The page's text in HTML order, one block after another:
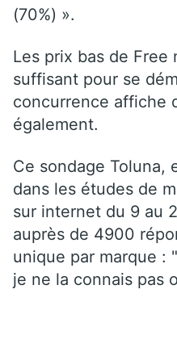
(70%) ».
Les prix bas de Free
suffisant pour se
concurrence affiche
également.
Ce sondage Toluna,
dans les études de
sur internet du 9 au
auprès de 4900
unique par marque :
je ne la connais pas